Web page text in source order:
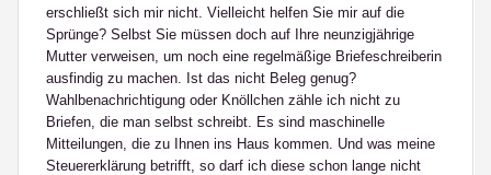
erschließt sich mir nicht. Vielleicht helfen Sie mir auf die
Sprünge? Selbst Sie müssen doch auf Ihre neunzigjährige
Mutter verweisen, um noch eine regelmäßige Briefeschreiberin
ausfindig zu machen. Ist das nicht Beleg genug?
Wahlbenachrichtigung oder Knöllchen zähle ich nicht zu
Briefen, die man selbst schreibt. Es sind maschinelle
Mitteilungen, die zu Ihnen ins Haus kommen. Und was meine
Steuererklärung betrifft, so darf ich diese schon lange nicht